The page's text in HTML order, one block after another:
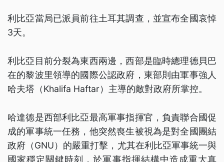
利比亞當局已派員前往土耳其調查，並宣布全國哀悼
3天。
利比亞目前分裂為東西兩邊，西部是臨時總理德貝巴
在的黎波里領導的國際公認政府，東部則由軍事強人
哈夫塔（Khalifa Haftar）主導的敵對政府所掌控。
哈達德是西部利比亞最高軍事指揮官，負責聯合國促
成的軍事統一任務，他突然喪生被視為是對全國團結
政府（GNU）的嚴重打擊，尤其在利比亞軍事統一與
國家穩定關鍵時刻，於軍事指揮結構中造成重大真